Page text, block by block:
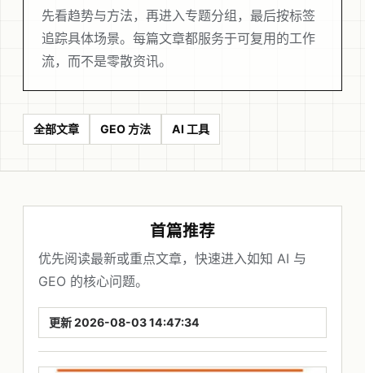
先看趋势与方法，再进入专题分组，最后按标签
追踪具体场景。每篇文章都服务于可复用的工作
流，而不是零散资讯。
全部文章 GEO 方法 AI 工具
首篇推荐
优先阅读最新或重点文章，快速进入如知 AI 与
GEO 的核心问题。
更新 2026-08-03 14:47:34